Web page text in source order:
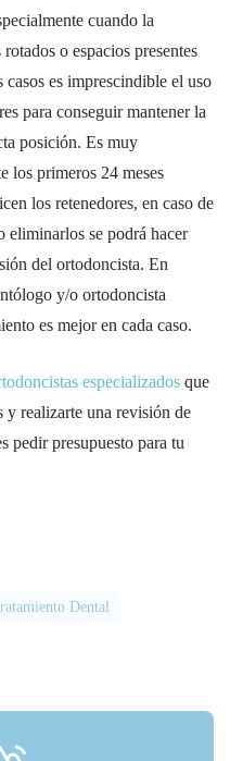
cuando la
o espacios presentes
casos es imprescindible el uso
para conseguir mantener la
posición. Es muy
los primeros 24 meses
los retenedores, en caso de
eliminarlos se podrá hacer
del ortodoncista. En
y/o ortodoncista
es mejor en cada caso.
especializadosque
y realizarte una revisión de
pedir presupuesto para tu
Dental